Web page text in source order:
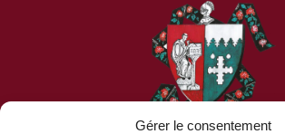
Gérer le consentement